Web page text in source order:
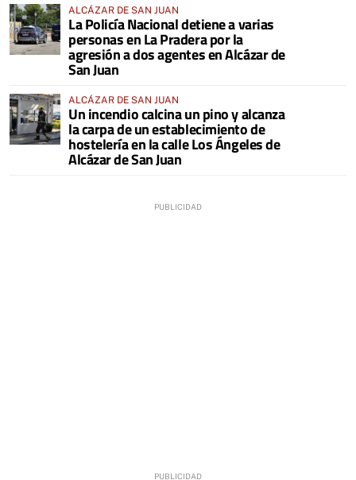
ALCÁZAR DE SAN JUAN
La Policía Nacional detiene a varias
personas en La Pradera por la
agresión a dos agentes en Alcázar de
San Juan
ALCÁZAR DE SAN JUAN
Un incendio calcina un pino y alcanza
la carpa de un establecimiento de
hostelería en la calle Los Ángeles de
Alcázar de San Juan